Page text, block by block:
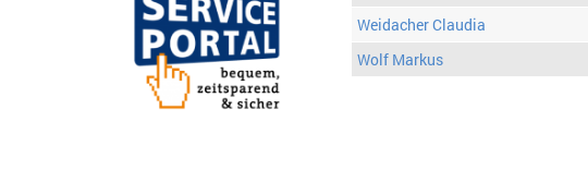
Weidacher Claudia
Wolf Markus